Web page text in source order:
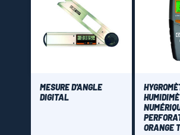
Picard(1)
Silverline(9)
Trend(1)
MESURE D'ANGLE
DIGITAL
ORANGE